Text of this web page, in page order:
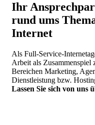
Ihr
rund ums
Internet
Als Full-Service-
Arbeit als Zusammenspiel
Bereichen Marketing,
Dienstleistung bzw.
Lassen Sie sich von uns